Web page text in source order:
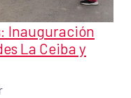
Inauguración
La Ceiba y